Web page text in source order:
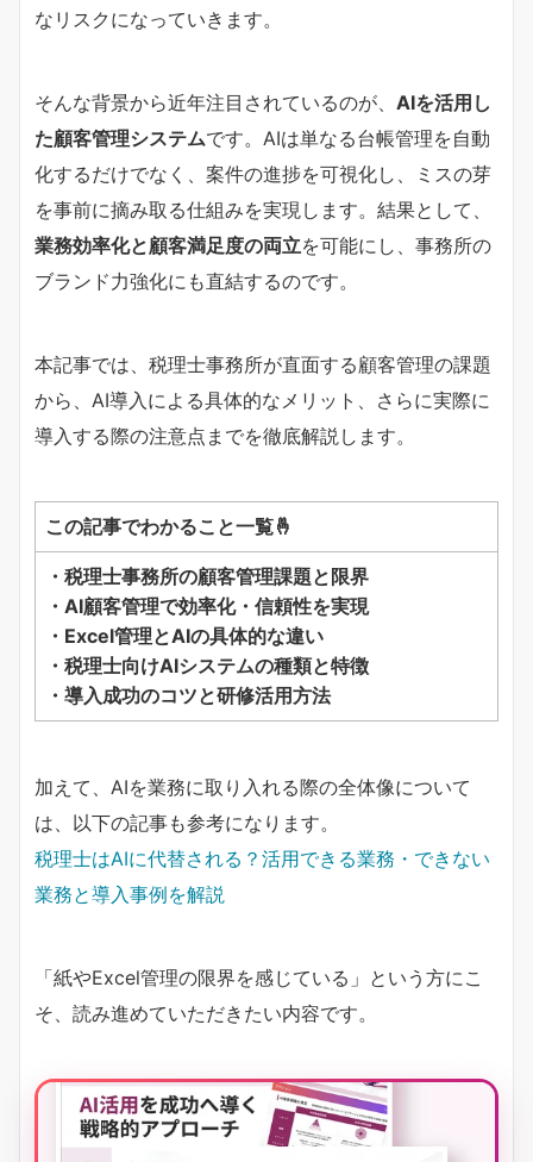
なリスクになっていきます。
そんな背景から近年注目されているのが、 AIを活用し
た顧客管理システムです。AIは単なる台帳管理を自動
化するだけでなく、案件の進捗を可視化し、ミスの芽
を事前に摘み取る仕組みを実現します。結果として、
業務効率化と顧客満足度の両立を可能にし、事務所の
ブランド力強化にも直結するのです。
本記事では、税理士事務所が直面する顧客管理の課題
から、AI導入による具体的なメリット、さらに実際に
導入する際の注意点までを徹底解説します。
この記事でわかること一覧🤞
・税理士事務所の顧客管理課題と限界
・AI顧客管理で効率化・信頼性を実現
・Excel管理とAIの具体的な違い
・税理士向けAIシステムの種類と特徴
・導入成功のコツと研修活用方法
加えて、AIを業務に取り入れる際の全体像について
は、以下の記事も参考になります。
税理士はAIに代替される？活用できる業務・できない
業務と導入事例を解説
「紙やExcel管理の限界を感じている」という方にこ
そ、読み進めていただきたい内容です。